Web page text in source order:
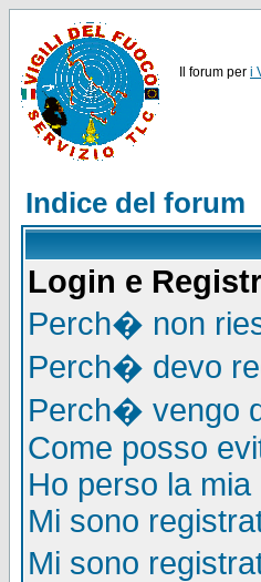
Il forum per i
Indice del forum
Login e
Perch� non
Perch� devo
Perch� vengo
Come posso
Ho perso la
Mi sono
Mi sono